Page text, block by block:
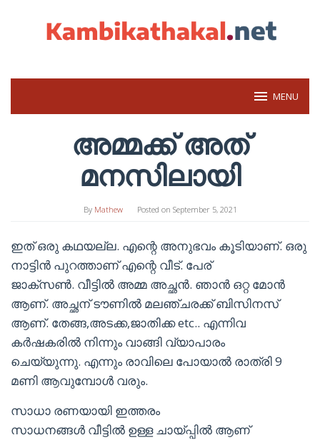
MENU
അമ്മക്ക് അത്
മനസിലായി
By Mathew Posted on September 5, 2021
ഇത് ഒരു കഥയല്ല. എന്റെ അനുഭവം കൂടിയാണ്. ഒരു
നാട്ടിൻ പുറത്താണ് എന്റെ വീട്. പേര്
ജാക്സൺ. വീട്ടിൽ അമ്മ അച്ഛൻ. ഞാൻ ഒറ്റ മോൻ
ആണ്. അച്ഛന് ടൗണിൽ മലഞ്ചരക്ക് ബിസിനസ്
ആണ്. തേങ്ങ,അടക്ക,ജാതിക്ക etc.. എന്നിവ
കർഷകരിൽ നിന്നും വാങ്ങി വ്യാപാരം
ചെയ്യുന്നു. എന്നും രാവിലെ പോയാൽ രാത്രി 9
മണി ആവുമ്പോൾ വരും.
സാധാ രണയായി ഇത്തരം
സാധനങ്ങൾ വീട്ടിൽ ഉള്ള ചായ്പ്പിൽ ആണ്